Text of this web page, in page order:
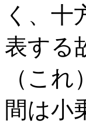
く、十
表する
（こ
間は小